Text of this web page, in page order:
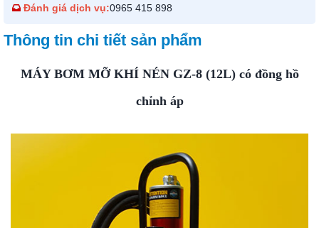
Đánh giá dịch vụ:0965 415 898
Thông tin chi tiết sản phẩm
MÁY BƠM MỠ KHÍ NÉN GZ-8 (12L) có đồng hồ
chỉnh áp